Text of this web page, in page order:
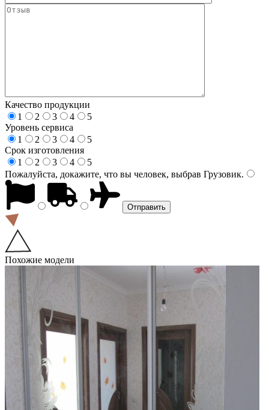
Качество продукции
1
2 3 4
5
Уровень сервиса
1
2 3 4
5
Срок изготовления
1
2 3 4
5
Пожалуйста, докажите, что вы человек, выбрав Грузовик.
Похожие модели